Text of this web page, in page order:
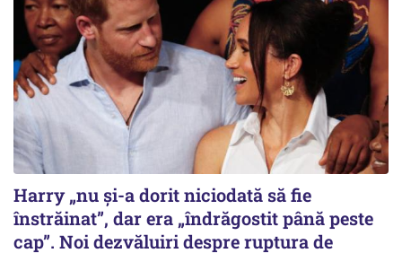
Harry „nu și-a dorit niciodată să fie
înstrăinat”, dar era „îndrăgostit până peste
cap”. Noi dezvăluiri despre ruptura de